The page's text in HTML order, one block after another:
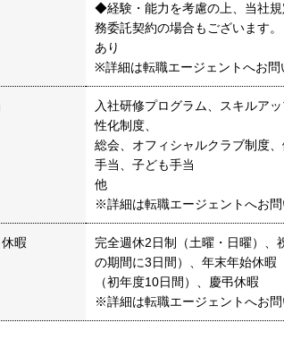
◆経験・能力を考慮の上、当社
務委託契約の場合もございます
あり
※詳細は転職エージェントへお問
入社研修プログラム、スキルア
性化制度、
総会、オフィシャルクラブ制度
手当、子ども手当
他
※詳細は転職エージェントへお問
暇
完全週休2日制（土曜・日曜）
の期間に3日間）、年末年始休暇
（初年度10日間）、慶弔休暇
※詳細は転職エージェントへお問